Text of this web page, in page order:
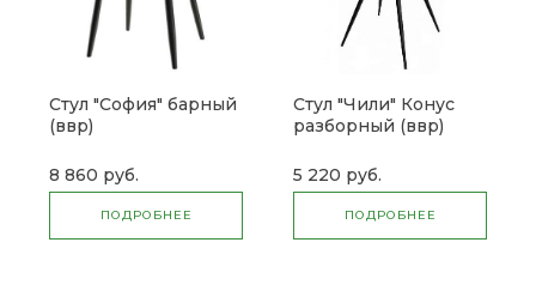
Стул "София" барный
(ввр)
8 860 руб.
ПОДРОБНЕЕ
Стул "Чили" Конус
разборный (ввр)
5 220 руб.
ПОДРОБНЕЕ